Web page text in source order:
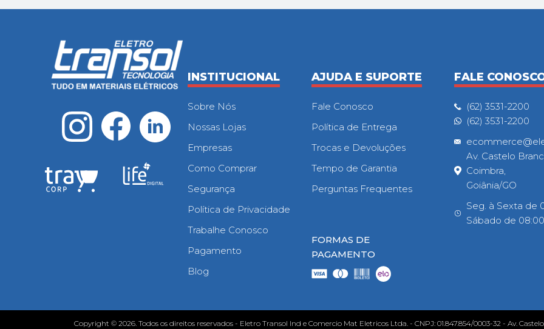
INSTITUCIONAL
Sobre Nós
Nossas Lojas
Empresas
Como Comprar
Segurança
Política de Privacidade
Trabalhe Conosco
Pagamento
Blog
AJUDA E SUPORTE
Fale Conosco
Política de Entrega
Trocas e Devoluções
Tempo de Garantia
Perguntas Frequentes
FORMAS DE
PAGAMENTO
FALE
(62) 3531-2200
(62) 3531-2200
Av. Castelo
Coimbra,
Goiânia/GO
Seg. à Sexta de
Sábado de
Copyright © 2026. Todos os direitos reservados - Eletro Transol Ind e Comercio Mat Eletricos Ltda. - CNPJ: 01.847.854/0003-32 - Av.